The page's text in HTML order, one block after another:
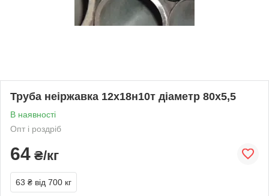
Труба неіржавка 12х18н10т діаметр 80х5,5
В наявності
Опт і роздріб
64 ₴/кг
63 ₴ від 700 кг